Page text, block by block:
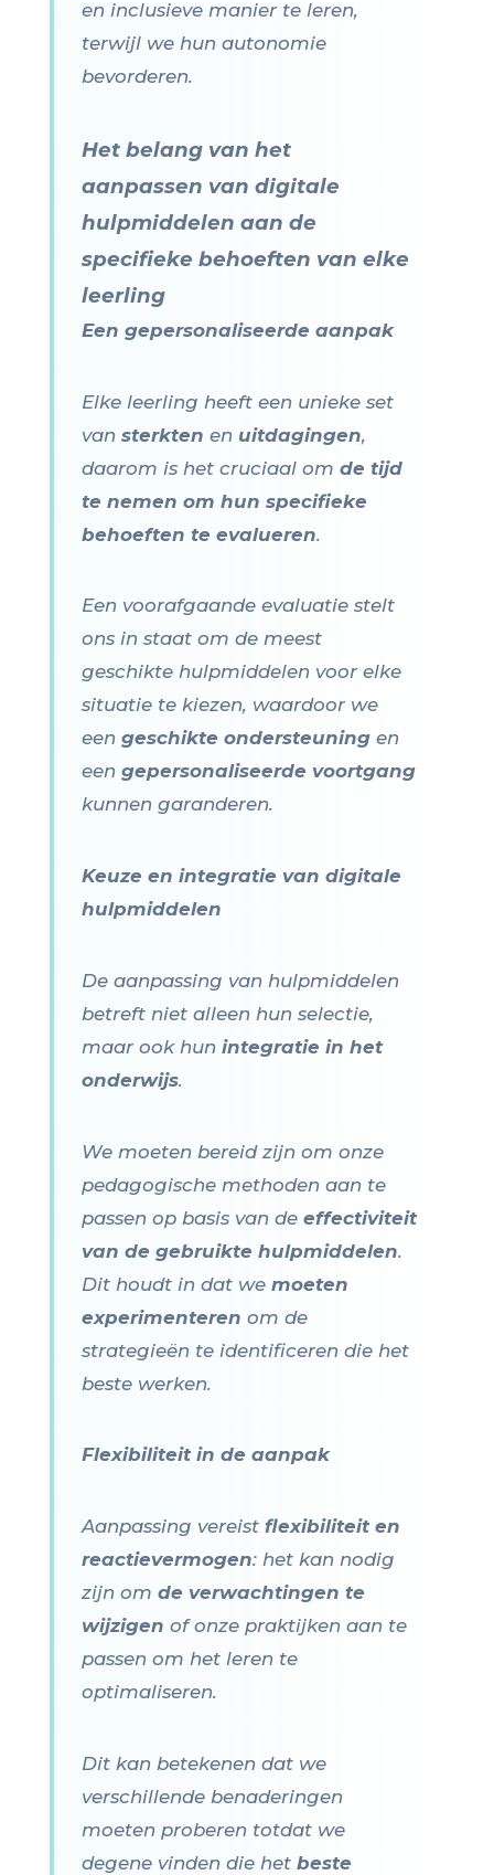
en inclusieve manier te leren,
terwijl we hun autonomie
bevorderen.
Het belang van het
aanpassen van digitale
hulpmiddelen aan de
specifieke behoeften van elke
leerling
Een gepersonaliseerde aanpak
Elke leerling heeft een unieke set
van sterkten en uitdagingen,
daarom is het cruciaal om de tijd
te nemen om hun specifieke
behoeften te evalueren.
Een voorafgaande evaluatie stelt
ons in staat om de meest
geschikte hulpmiddelen voor elke
situatie te kiezen, waardoor we
een geschikte ondersteuningen
een gepersonaliseerde voortgang
kunnen garanderen.
Keuze en integratie van digitale
hulpmiddelen
De aanpassing van hulpmiddelen
betreft niet alleen hun selectie,
maar ook hun integratie in het
onderwijs.
We moeten bereid zijn om onze
pedagogische methoden aan te
passen op basis van de effectiviteit
van de gebruikte hulpmiddelen.
Dit houdt in dat we moeten
experimenteren om de
strategieën te identificeren die het
beste werken.
Flexibiliteit in de aanpak
Aanpassing vereist flexibiliteit en
reactievermogen: het kan nodig
zijn om de verwachtingen te
wijzigen of onze praktijken aan te
passen om het leren te
optimaliseren.
Dit kan betekenen dat we
verschillende benaderingen
moeten proberen totdat we
degene vinden die het beste